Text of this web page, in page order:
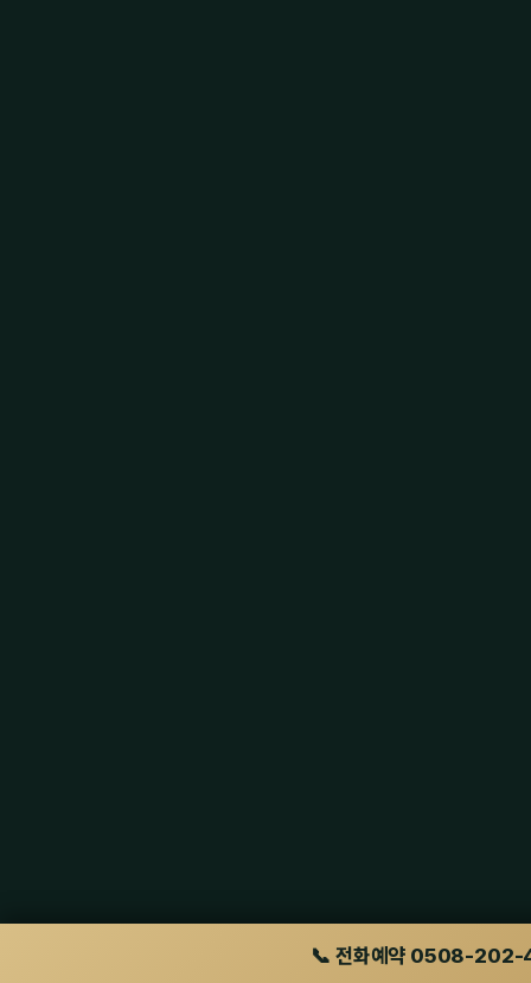
📞 전화예약 0508-202-